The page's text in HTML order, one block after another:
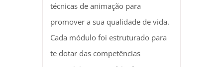
técnicas de animação para
promover a sua qualidade de vida.
Cada módulo foi estruturado para
te dotar das competências